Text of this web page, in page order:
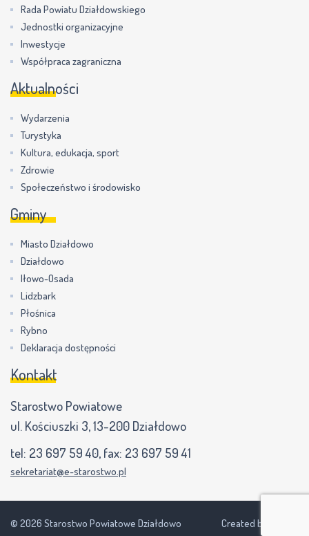
Rada Powiatu Działdowskiego
Jednostki organizacyjne
Inwestycje
Współpraca zagraniczna
Aktualności
Wydarzenia
Turystyka
Kultura, edukacja, sport
Zdrowie
Społeczeństwo i środowisko
Gminy
Miasto Działdowo
Działdowo
Iłowo-Osada
Lidzbark
Płośnica
Rybno
Deklaracja dostępności
Kontakt
Starostwo Powiatowe
ul. Kościuszki 3, 13-200 Działdowo
tel: 23 697 59 40, fax: 23 697 59 41
sekretariat@e-starostwo.pl
© 2026 Starostwo Powiatowe Działdowo Created by NEVPIX